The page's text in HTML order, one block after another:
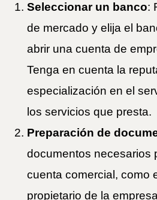
Seleccionar un banco:
de mercado y elija el
abrir una cuenta de
Tenga en cuenta la
especialización en el
los servicios que presta.
Preparación de
documentos necesarios
cuenta comercial, como
propietario de la